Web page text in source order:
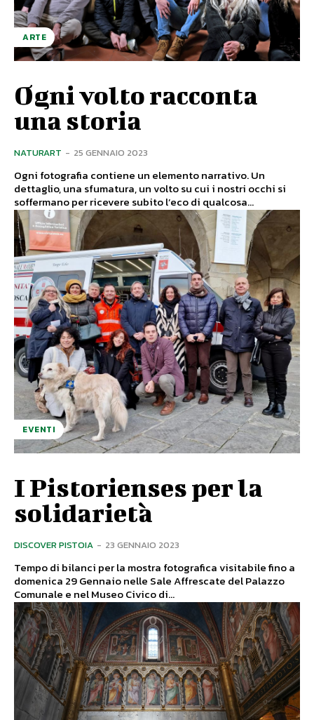
ARTE
Ogni volto racconta
una storia
NATURART - 25 GENNAIO 2023
Ogni fotografia contiene un elemento narrativo. Un
dettaglio, una sfumatura, un volto su cui i nostri occhi si
soffermano per ricevere subito l’eco di qualcosa...
EVENTI
I Pistorienses per la
solidarietà
DISCOVER PISTOIA - 23 GENNAIO 2023
Tempo di bilanci per la mostra fotografica visitabile fino a
domenica 29 Gennaio nelle Sale Affrescate del Palazzo
Comunale e nel Museo Civico di...